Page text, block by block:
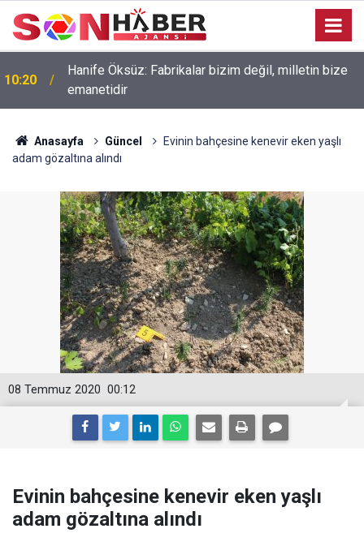
10:20
Hanife Öksüz: Fabrikalar bizim değil, milletin bize
emanetidir
Anasayfa Güncel
Evinin bahçesine kenevir eken yaşlı
adam gözaltına alındı
00:12
08 Temmuz 2020
Evinin bahçesine kenevir eken yaşlı
adam gözaltına alındı